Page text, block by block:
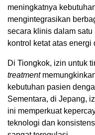
meningkatnya
mengintegrasikan
secara klinis dalam
kontrol ketat atas
Di Tiongkok, izin untuk
treatment
kebutuhan pasien
Sementara, di Jepang,
ini memperkuat
teknologi dan